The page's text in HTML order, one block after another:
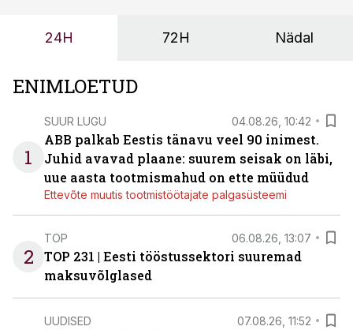
OÜ tegevjuht Sander Mitendorf.
24H 72H Nädal
ENIMLOETUD
1
SUUR LUGU 04.08.26, 10:42
ABB palkab Eestis tänavu veel 90 inimest.
Juhid avavad plaane: suurem seisak on läbi,
uue aasta tootmismahud on ette müüdud
Ettevõte muutis tootmistöötajate palgasüsteemi
2
TOP 06.08.26, 13:07
TOP 231 | Eesti tööstussektori suuremad
maksuvõlglased
UUDISED 07.08.26, 11:52